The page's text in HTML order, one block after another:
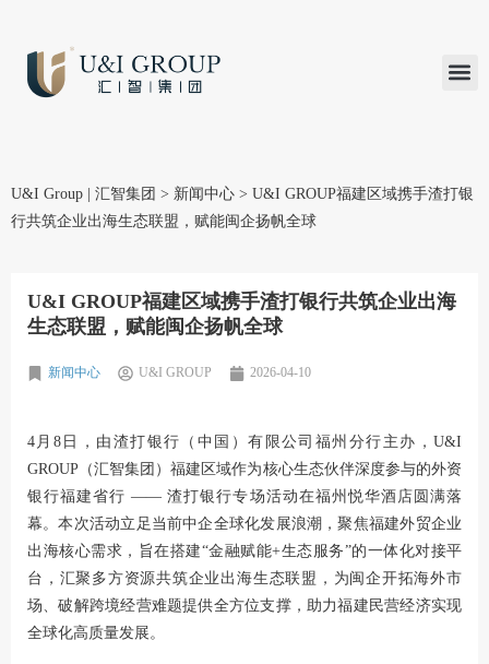
U&I Group | 汇智集团 > 新闻中心 > U&I GROUP福建区域携手渣打银
行共筑企业出海生态联盟，赋能闽企扬帆全球
U&I GROUP福建区域携手渣打银行共筑企业出海
生态联盟，赋能闽企扬帆全球
新闻中心 U&I GROUP 2026-04-10
4月8日，由渣打银行（中国）有限公司福州分行主办，U&I
GROUP（汇智集团）福建区域作为核心生态伙伴深度参与的外资
银行福建省行 —— 渣打银行专场活动在福州悦华酒店圆满落
幕。本次活动立足当前中企全球化发展浪潮，聚焦福建外贸企业
出海核心需求，旨在搭建“金融赋能+生态服务”的一体化对接平
台，汇聚多方资源共筑企业出海生态联盟，为闽企开拓海外市
场、破解跨境经营难题提供全方位支撑，助力福建民营经济实现
全球化高质量发展。